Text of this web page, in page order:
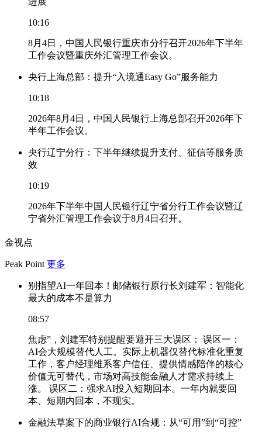
10:16
8月4日，中国人民银行重庆市分行召开2026年下半年
工作会议暨重庆外汇管理工作会议。
央行上海总部：提升“入境通Easy Go”服务能力
10:18
2026年8月4日，中国人民银行上海总部召开2026年下
半年工作会议。
央行辽宁分行：下半年继续提升支付、征信等服务质
效
10:19
2026年下半年中国人民银行辽宁省分行工作会议暨辽
宁省外汇管理工作会议于8月4日召开。
金视点
Peak Point 更多
别指望AI一年回本！邮储银行原行长刘建军：智能化
最大的成本不是算力
08:57
焦虑”，刘建军特别提醒要避开三大误区： 误区一：
AI会大规模替代人工。实际上机器仅替代标准化重复
工作，客户经理维系客户信任、提供情感陪伴的核心
价值无可替代，市场对高技能金融人才需求持续上
涨。 误区二：强求AI投入短期回本。一年内就要回
本、短期内回本，不现实。
金融法草案下的商业银行AI合规：从“可用”到“可控”